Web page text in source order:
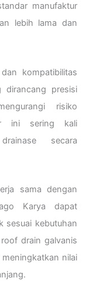
manufaktur
lebih lama dan
kompatibilitas
dirancang presisi
risiko
ini sering kali
secara
sama dengan
Karya dapat
sesuai kebutuhan
drain galvanis
nilai